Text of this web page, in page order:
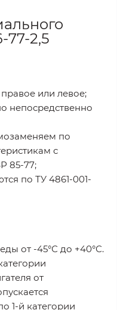
77-2,5
или левое;
непосредственно
по
с
85-77;
по ТУ 4861-001-
от -45°С до +40°С.
от
1-й категории